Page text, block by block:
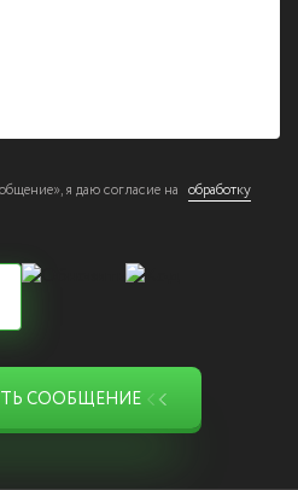
я даю согласие на обработку
СООБЩЕНИЕ